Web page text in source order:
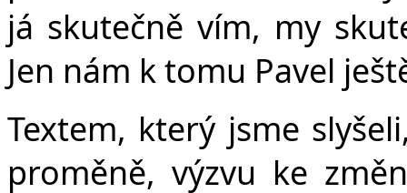
já skutečně vím, my
Jen nám k tomu Pavel
Textem, který jsme
proměně, výzvu ke